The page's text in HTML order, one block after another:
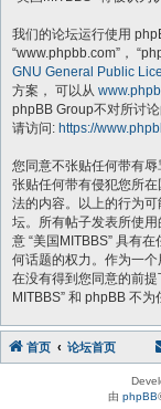
我们的论坛运行使用
“www.phpbb.com”，
GNU General Public
方案， 可以从
phpBB Group不对所讨
请访问: https://
您同意不张贴任何带有
张贴任何带有侵犯您所在
法的内容。以上的行为
坛。所有帖子发表所使
意 “美国MITBBS” 具有
何话题的权力。作为一个
在没有得到您同意的前
MITBBS” 和 phpBB 不
首页 论坛首页
由 phpBB